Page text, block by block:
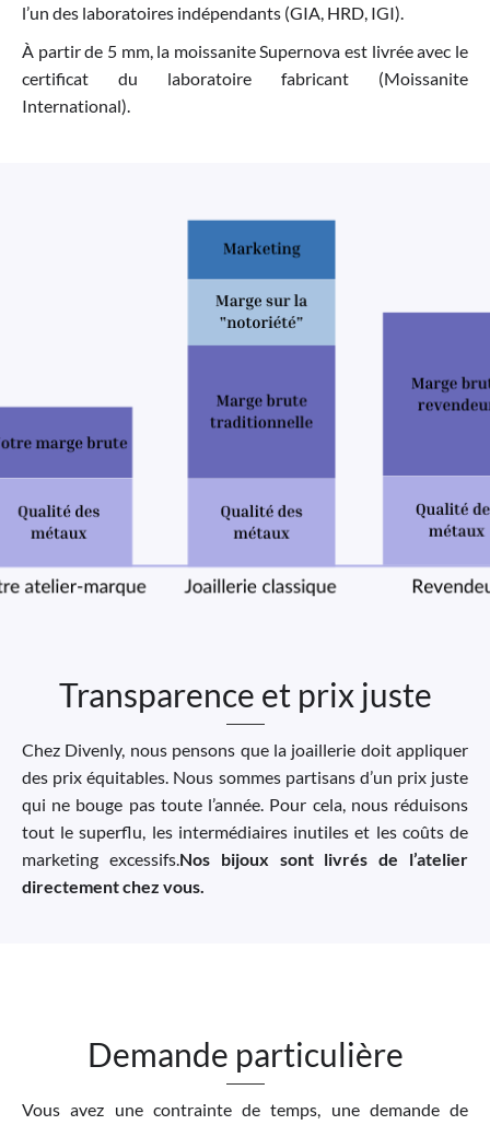
l’un des laboratoires indépendants (GIA, HRD, IGI).
À partir de 5 mm, la moissanite Supernova est livrée avec le
certificat du laboratoire fabricant (Moissanite
International).
Transparence et prix juste
Chez Divenly, nous pensons que la joaillerie doit appliquer
des prix équitables. Nous sommes partisans d’un prix juste
qui ne bouge pas toute l’année. Pour cela, nous réduisons
tout le superflu, les intermédiaires inutiles et les coûts de
marketing excessifs. Nos bijoux sont livrés de l’atelier
directement chez vous.
Demande particulière
Vous avez une contrainte de temps, une demande de